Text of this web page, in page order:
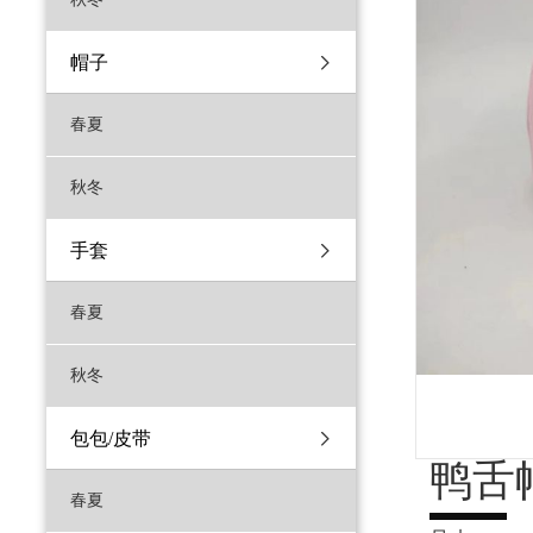
帽子
春夏
秋冬
手套
春夏
秋冬
包包/皮带
春夏 鸭舌